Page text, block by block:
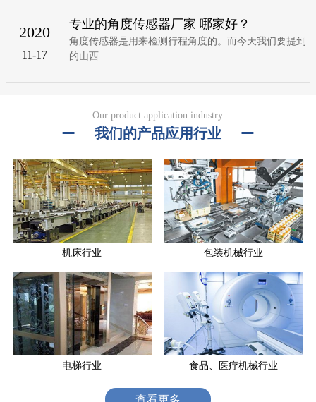
2020
11-17
专业的角度传感器厂家 哪家好？
角度传感器是用来检测行程角度的。而今天我们要提到
的山西...
Our product application industry
我们的产品应用行业
机床行业 包装机械行业
电梯行业 食品、医疗机械行业
查看更多